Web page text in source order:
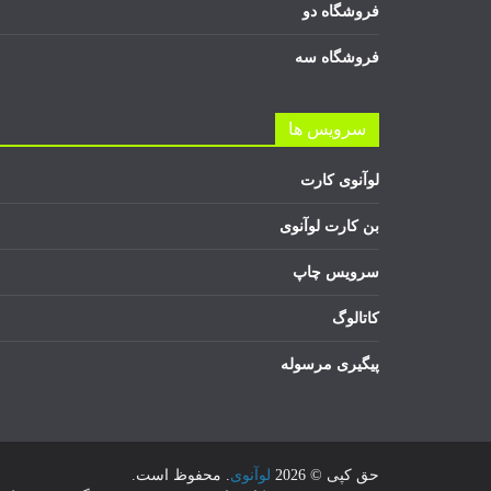
فروشگاه دو
فروشگاه سه
سرویس ها
لوآنوی کارت
بن کارت لوآنوی
سرویس چاپ
کاتالوگ
پیگیری مرسوله
حق کپی © 2026 لوآنوی. محفوظ است.